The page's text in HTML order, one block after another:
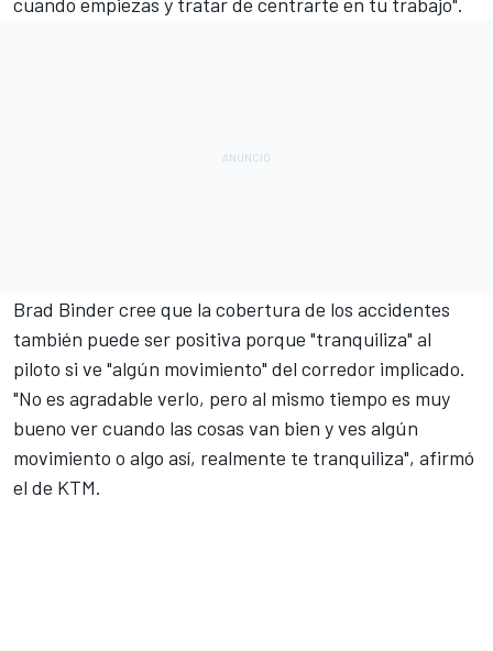
Brad Bindercree que la cobertura de los accidentes
también puede ser positiva porque "tranquiliza" al
piloto si ve "algún movimiento" del corredor implicado.
"No es agradable verlo, pero al mismo tiempo es muy
bueno ver cuando las cosas van bien y ves algún
movimiento o algo así, realmente te tranquiliza", afirmó
el de KTM.